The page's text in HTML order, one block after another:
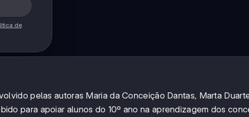
de
pelas autoras Maria da Conceição Dantas, Marta
para apoiar alunos do 10º ano na aprendizagem dos